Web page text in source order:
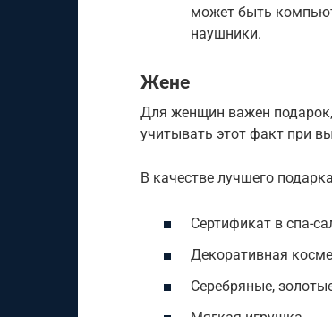
может быть
наушники.
Жене
Для женщин важен
учитывать этот факт при
В качестве лучшего
Сертификат в спа-
Декоративная
Серебряные,